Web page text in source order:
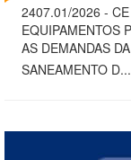
2407.01/2026 -
EQUIPAMENTOS
AS DEMANDAS
SANEAMENTO D...